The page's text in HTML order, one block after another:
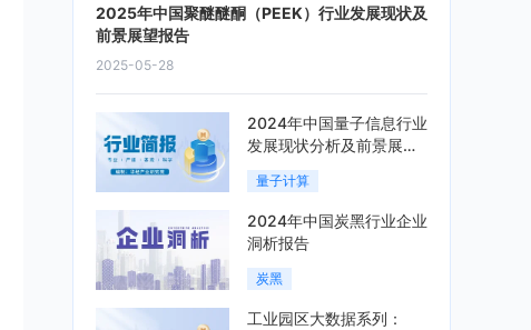
2025年中国聚醚醚酮（PEEK）行业发展现状及
前景展望报告
2025-05-28
2024年中国量子信息行业
发展现状分析及前景展望
报告
量子计算
2024年中国炭黑行业企业
洞析报告
炭黑
工业园区大数据系列：